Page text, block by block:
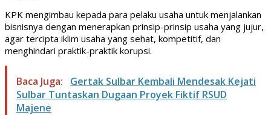
KPK mengimbau kepada para pelaku usaha untuk menjalankan
bisnisnya dengan menerapkan prinsip-prinsip usaha yang jujur,
agar tercipta iklim usaha yang sehat, kompetitif, dan
menghindari praktik-praktik korupsi.
Baca Juga:
Gertak Sulbar Kembali Mendesak Kejati
Sulbar Tuntaskan Dugaan Proyek Fiktif RSUD
Majene